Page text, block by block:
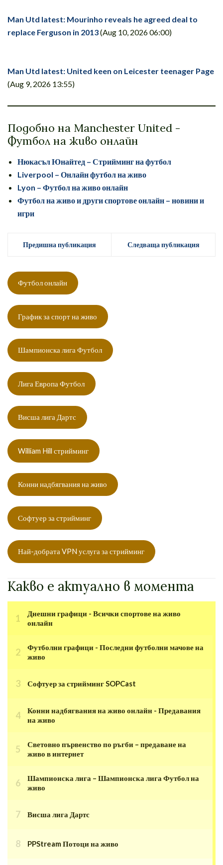
Man Utd latest: Mourinho reveals he agreed deal to
replace Ferguson in 2013(Aug 10, 2026 06:00)
Man Utd latest: United keen on Leicester teenager Page
(Aug 9, 2026 13:55)
Подобно на Manchester United -
Футбол на живо онлайн
Нюкасъл Юнайтед – Стрийминг на футбол
Liverpool – Онлайн футбол на живо
Lyon – Футбол на живо онлайн
Футбол на живо и други спортове онлайн – новини и
игри
Предишна публикация Следваща публикация
Футбол онлайн
График за спорт на живо
Шампионска лига Футбол
Лига Европа Футбол
Висша лига Дартс
William Hill стрийминг
Конни надбягвания на живо
Софтуер за стрийминг
Най-добрата VPN услуга за стрийминг
Какво е актуално в момента
Днешни графици - Всички спортове на живо
онлайн
Футболни графици - Последни футболни мачове на
живо
Софтуер за стрийминг SOPCast
Конни надбягвания на живо онлайн - Предавания
на живо
Световно първенство по ръгби – предаване на
живо в интернет
Шампионска лига – Шампионска лига Футбол на
живо
Висша лига Дартс
PPStream Потоци на живо